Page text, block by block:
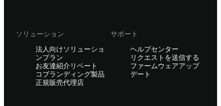
ソリューション
法人向けソリューショ
ンプラン
お友達紹介リベート
コブランディング製品
正規販売代理店
サポート
ヘルプセンター
リクエストを送信する
ファームウェアアップ
デート